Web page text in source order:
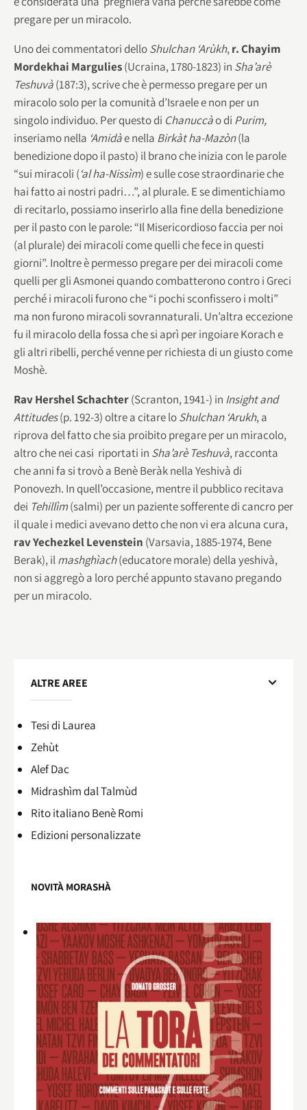
pregare per un miracolo.
Uno dei commentatori delloShulchan ‘Arùkh,r. Chayim
Mordekhai Margulies(Ucraina, 1780-1823) in Sha’arè
Teshuvà(187:3), scrive che è permesso pregare per un
miracolo solo per la comunità d’Israele e non per un
singolo individuo. Per questo di Chanuccào di Purim,
inseriamo nella ‘Amidàe nella Birkàt ha-Mazòn(la
benedizione dopo il pasto) il brano che inizia con le parole
“sui miracoli (‘al ha-Nissìm) e sulle cose straordinarie che
hai fatto ai nostri padri…”, al plurale. E se dimentichiamo
di recitarlo, possiamo inserirlo alla fine della benedizione
per il pasto con le parole: “Il Misericordioso faccia per noi
(al plurale) dei miracoli come quelli che fece in questi
giorni”. Inoltre è permesso pregare per dei miracoli come
quelli per gli Asmonei quando combatterono contro i Greci
perché i miracoli furono che “i pochi sconfissero i molti”
ma non furono miracoli sovrannaturali. Un’altra eccezione
fu il miracolo della fossa che si aprì per ingoiare Korach e
gli altri ribelli, perché venne per richiesta di un giusto come
Moshè.
Rav Hershel Schachter(Scranton, 1941-) in Insight and
Attitudes(p. 192-3) oltre a citare loShulchan ‘Arukh, a
riprova del fatto che sia proibito pregare per un miracolo,
altro che nei casi riportati in Sha’arè Teshuvà, racconta
che anni fa si trovò a Benè Beràk nella Yeshivà di
Ponovezh. In quell’occasione, mentre il pubblico recitava
dei Tehillìm(salmi) per un paziente sofferente di cancro per
il quale i medici avevano detto che non vi era alcuna cura,
rav Yechezkel Levenstein (Varsavia, 1885-1974, Bene
Berak), ilmashghìach(educatore morale) della yeshivà,
non si aggregò a loro perché appunto stavano pregando
per un miracolo.
ALTRE AREE
Tesi di Laurea
Zehùt
Alef Dac
Midrashìm dal Talmùd
Rito italiano Benè Romi​
Edizioni personalizzate
NOVITÀ MORASHÀ